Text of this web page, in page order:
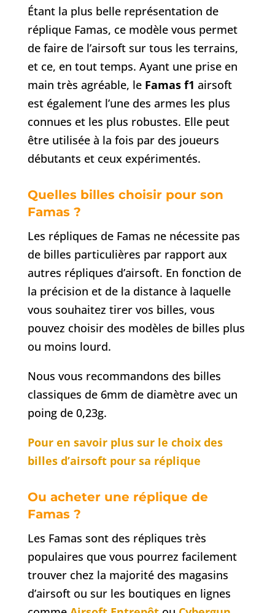
Étant la plus belle représentation de
réplique Famas, ce modèle vous permet
de faire de l’airsoft sur tous les terrains,
et ce, en tout temps. Ayant une prise en
main très agréable, le Famas f1 airsoft
est également l’une des armes les plus
connues et les plus robustes. Elle peut
être utilisée à la fois par des joueurs
débutants et ceux expérimentés.
Quelles billes choisir pour son
Famas ?
Les répliques de Famas ne nécessite pas
de billes particulières par rapport aux
autres répliques d’airsoft. En fonction de
la précision et de la distance à laquelle
vous souhaitez tirer vos billes, vous
pouvez choisir des modèles de billes plus
ou moins lourd.
Nous vous recommandons des billes
classiques de 6mm de diamètre avec un
poing de 0,23g.
Pour en savoir plus sur le choix des
billes d’airsoft pour sa réplique
Ou acheter une réplique de
Famas ?
Les Famas sont des répliques très
populaires que vous pourrez facilement
trouver chez la majorité des magasins
d’airsoft ou sur les boutiques en lignes